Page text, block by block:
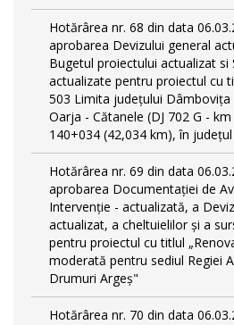
Hotărârea nr. 68 din data
aprobarea Devizului general
Bugetul proiectului actualizat si
actualizate pentru proiectul cu
503 Limita județului Dâmbovița
Oarja - Cătanele (DJ 702 G -
140+034 (42,034 km), în
Hotărârea nr. 69 din data
aprobarea Documentației de
Intervenție - actualizată, a
actualizat, a cheltuielilor și a
pentru proiectul cu titlul
moderată pentru sediul Regiei
Drumuri Argeș"
Hotărârea nr. 70 din data